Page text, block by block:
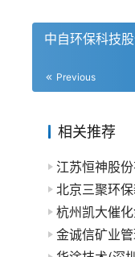
中自环保科技
Previous
相关推荐
江苏恒神股
北京三聚环
杭州凯大催
金诚信矿业